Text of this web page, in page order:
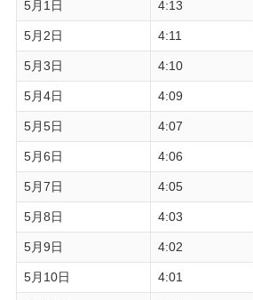
5月1日 4:13
5月2日 4:11
5月3日 4:10
5月4日 4:09
5月5日 4:07
5月6日 4:06
5月7日 4:05
5月8日 4:03
5月9日 4:02
5月10日 4:01